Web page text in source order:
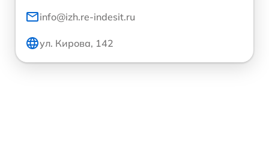
info@izh.re-indesit.ru
ул. Кирова, 142